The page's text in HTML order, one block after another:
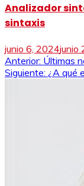
Analizador
sintaxis
junio 6, 2024junio
Anterior: Últimas
Siguiente: ¿A qué